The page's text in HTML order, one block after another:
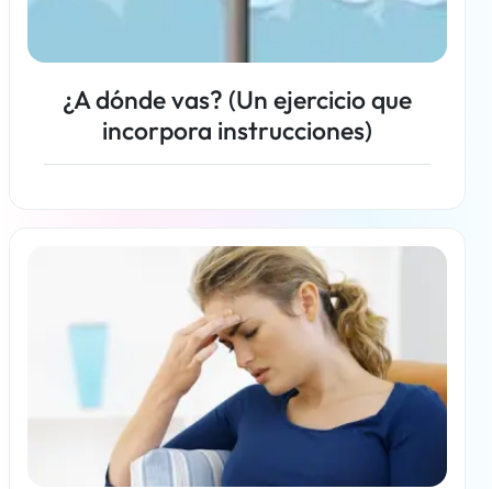
¿A dónde vas? (Un ejercicio que
incorpora instrucciones)
Más información